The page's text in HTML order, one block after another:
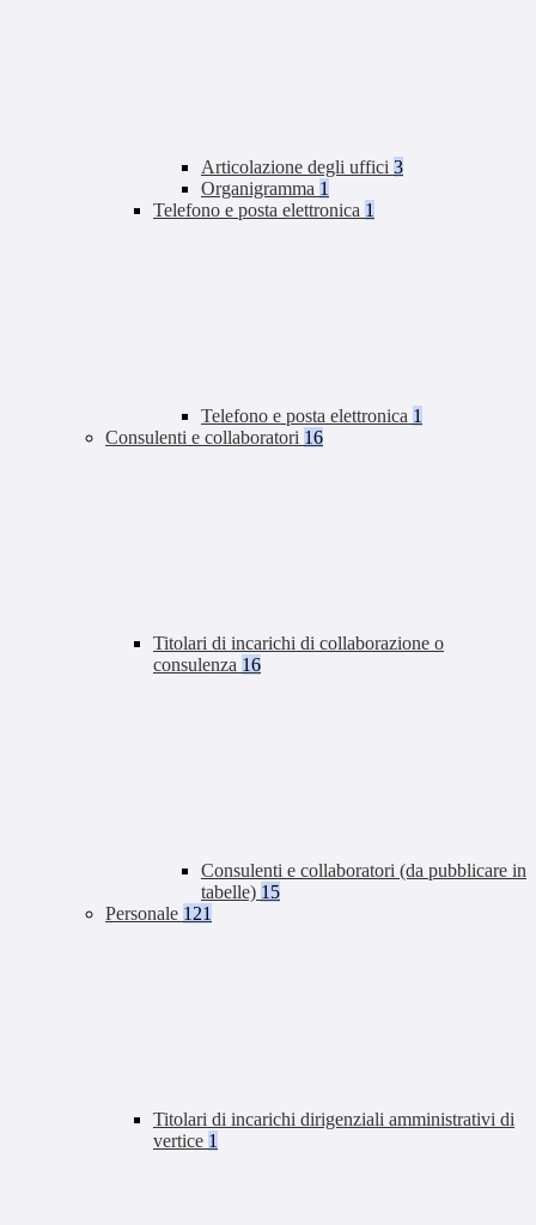
Articolazione degli uffici 3
Organigramma 1
Telefono e posta elettronica 1
Telefono e posta elettronica 1
Consulenti e collaboratori 16
Titolari di incarichi di collaborazione o
consulenza 16
Consulenti e collaboratori (da pubblicare in
tabelle) 15
Personale 121
Titolari di incarichi dirigenziali amministrativi di
vertice 1